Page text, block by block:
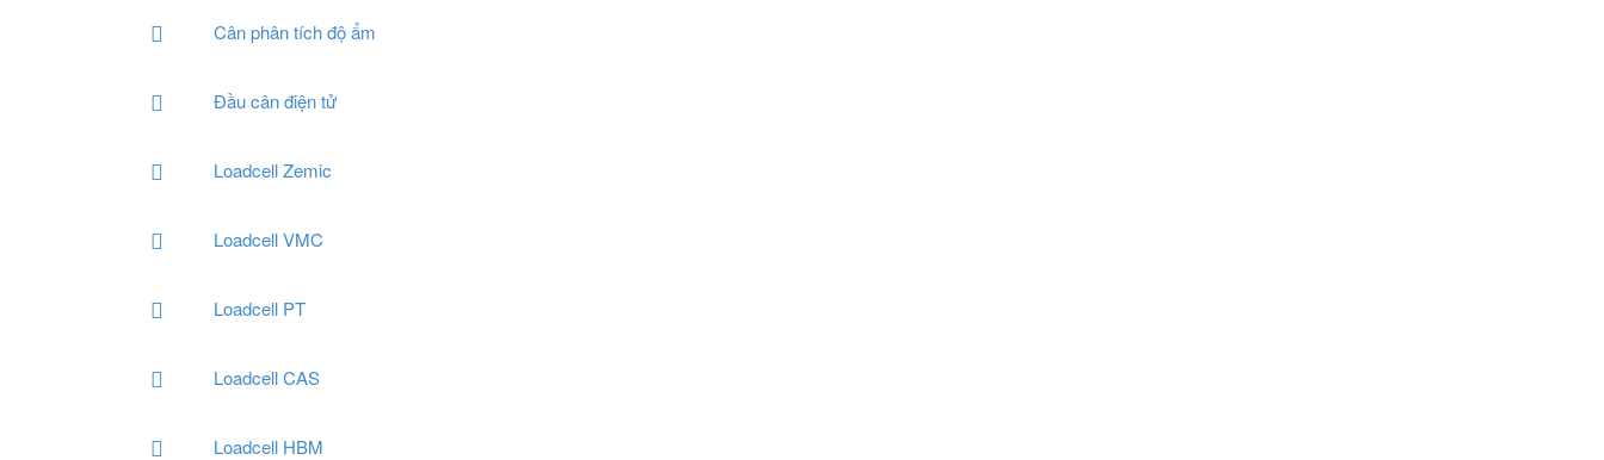
Cân phân tích độ ẩm
Đầu cân điện tử
Loadcell Zemic
Loadcell VMC
Loadcell PT
Loadcell CAS
Loadcell HBM